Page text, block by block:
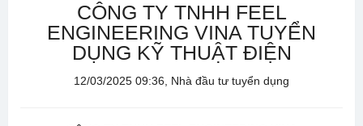
CÔNG TY TNHH FEEL
ENGINEERING VINA TUYỂN
DỤNG KỸ THUẬT ĐIỆN
12/03/2025 09:36, Nhà đầu tư tuyển dụng